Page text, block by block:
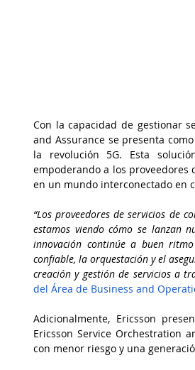
Con la capacidad de gestionar
and Assurance se presenta
la revolución 5G. Esta
empoderando a los proveedores
en un mundo interconectado en
“Los proveedores de servicios de
estamos viendo cómo se lanzan
innovación continúe a buen
confiable, la orquestación y el
creación y gestión de servicios a
del Área de Business and
Adicionalmente, Ericsson
Ericsson Service Orchestration
con menor riesgo y una